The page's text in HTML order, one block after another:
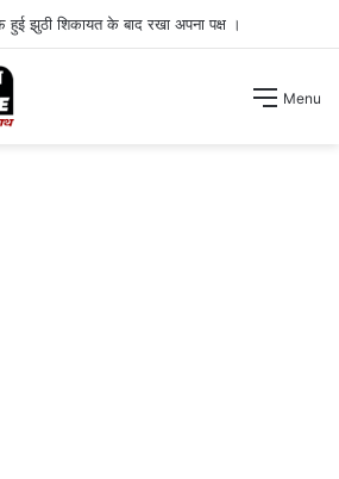
झुठी शिकायत के बाद रखा अपना पक्ष ।
Menu